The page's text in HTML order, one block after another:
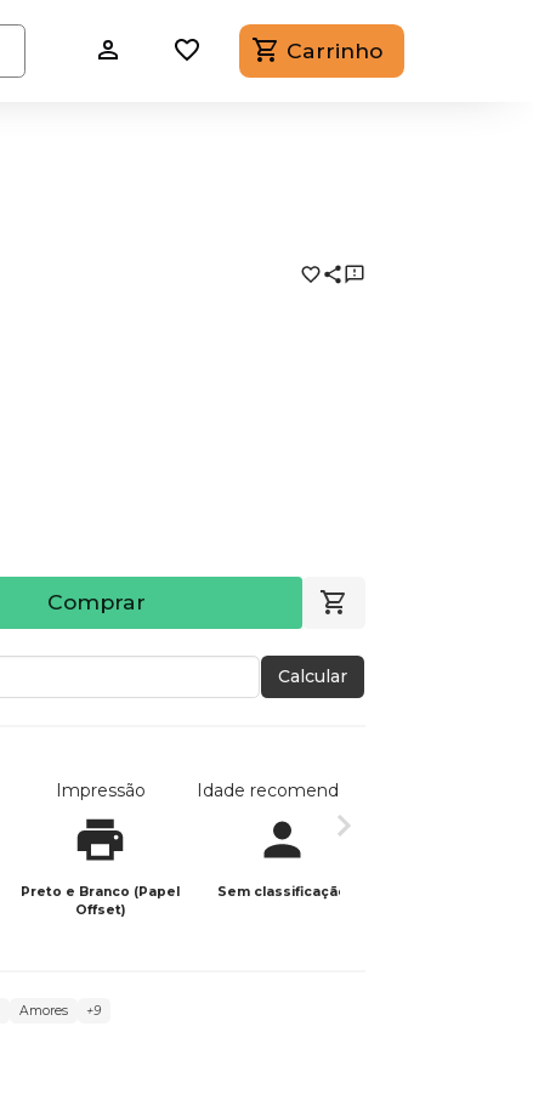
Carrinho
Comprar
Calcular
Impressão
Preto e Branco (Papel
Offset)
Idade recomendada
Sem classificação
Amores +9